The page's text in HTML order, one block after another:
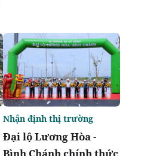
Đại lộ Lương Hòa -
Nhận định thị trường